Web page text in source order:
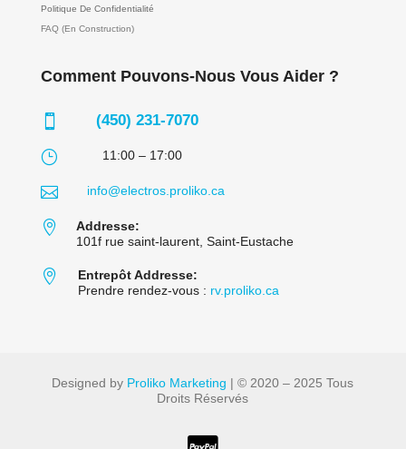
Politique De Confidentialité
FAQ (En Construction)
Comment Pouvons-Nous Vous Aider ?
 (450) 231-7070
} 11:00 – 17:00
 info@electros.proliko.ca

Addresse:
101f rue saint-laurent, Saint-Eustache

Entrepôt Addresse:
Prendre rendez-vous : rv.proliko.ca
Designed by Proliko Marketing | © 2020 – 2025 Tous
Droits Réservés